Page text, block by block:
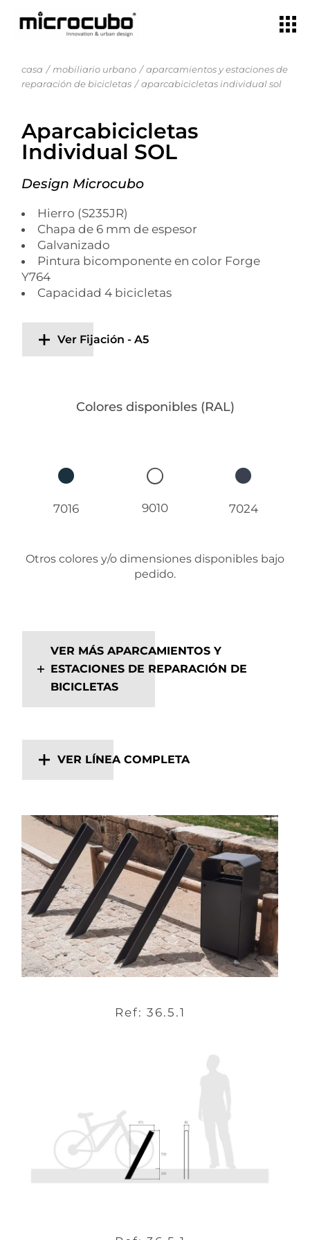
casa mobiliario urbano
aparcamientos y estaciones de
reparación de bicicletas
aparcabicicletas individual sol
Ref: 36.5.1
Aparcabicicletas
Individual SOL
Design Microcubo
Hierro (S235JR)
Chapa de 6 mm de espesor
Galvanizado
Pintura bicomponente en color Forge
Y764
Capacidad 4 bicicletas
Ver Fijación - A5
Colores disponibles (RAL)
7016 9010 7024
Otros colores y/o dimensiones disponibles bajo
pedido.
VER MÁS APARCAMIENTOS Y
ESTACIONES DE REPARACIÓN DE
BICICLETAS
VER LÍNEA COMPLETA